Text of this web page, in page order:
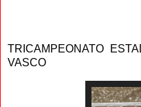
TRICAMPEONATO
VASCO